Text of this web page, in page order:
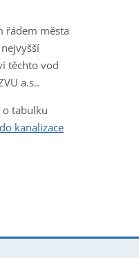
řádem města
těchto vod
a.s..
o tabulku
kanalizace